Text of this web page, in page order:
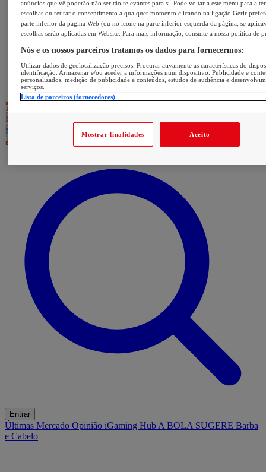
Entrar
Últimas Mercado Opinião iGaming Hub A BOLA SUGERE Barba
e Cabelo
anúncios que vê poderão não ser tão relevantes para si. Pode voltar a este menu para
escolhas ou retirar o consentimento a qualquer momento clicando na ligação Gerir
parte inferior da página Web (ou no ícone na parte inferior esquerda da página, se
escolhas serão aplicadas em Website. Para mais informação, consulte a nossa política de
Nós e os nossos parceiros tratamos os dados para fornecermos:
Utilizar dados de geolocalização precisos. Procurar ativamente as características do
identificação. Armazenar e/ou aceder a informações num dispositivo. Publicidade e
personalizados, medição de publicidade e conteúdos, estudos de audiência e
serviços.
Lista de parceiros (fornecedores)
Mostrar finalidades Aceito